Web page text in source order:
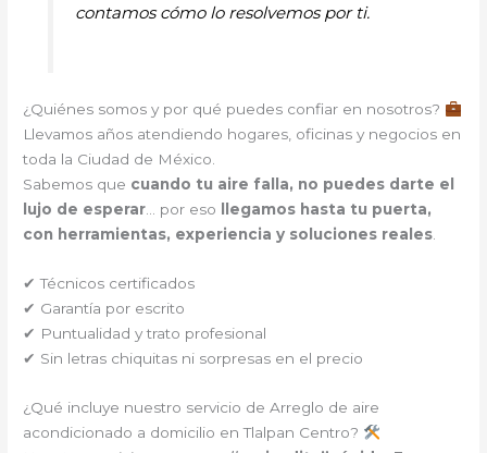
contamos cómo lo resolvemos por ti.
¿Quiénes somos y por qué puedes confiar en nosotros?
Llevamos años atendiendo hogares, oficinas y negocios en
toda la Ciudad de México.
Sabemos que cuando tu aire falla, no puedes darte el
lujo de esperar… por eso
llegamos hasta tu puerta,
con herramientas, experiencia y soluciones reales.
✔ Técnicos certificados
✔ Garantía por escrito
✔ Puntualidad y trato profesional
✔ Sin letras chiquitas ni sorpresas en el precio
¿Qué incluye nuestro servicio de Arreglo de aire
acondicionado a domicilio en Tlalpan Centro?